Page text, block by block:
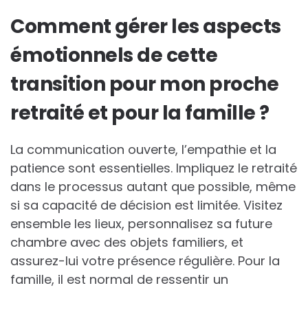
Comment gérer les aspects
émotionnels de cette
transition pour mon proche
retraité et pour la famille ?
La communication ouverte, l’empathie et la
patience sont essentielles. Impliquez le retraité
dans le processus autant que possible, même
si sa capacité de décision est limitée. Visitez
ensemble les lieux, personnalisez sa future
chambre avec des objets familiers, et
assurez-lui votre présence régulière. Pour la
famille, il est normal de ressentir un